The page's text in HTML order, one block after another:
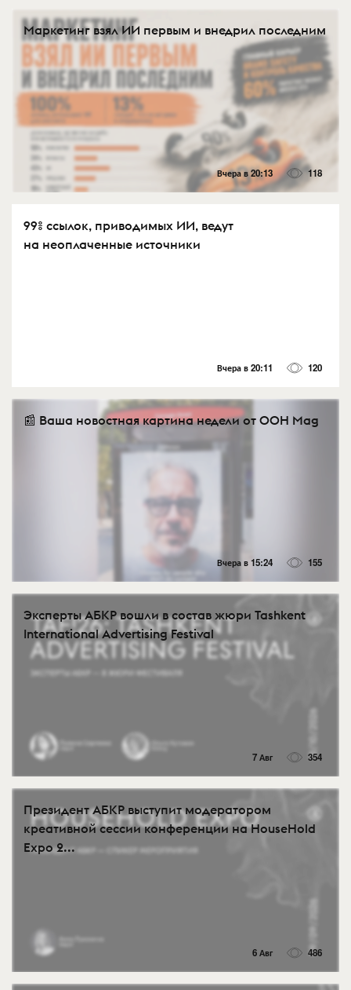
Маркетинг взял ИИ первым и внедрил последним
Вчера в 20:13 118
99% ссылок, приводимых ИИ, ведут
на неоплаченные источники
Вчера в 20:11 120
📰 Ваша новостная картина недели от OOH Mag
Вчера в 15:24 155
Эксперты АБКР вошли в состав жюри Tashkent
International Advertising Festival
7 Авг 354
Президент АБКР выступит модератором
креативной сессии конференции на HouseHold
Expo 2...
6 Авг 486